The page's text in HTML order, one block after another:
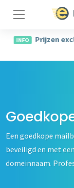
Navigatie
INFO Prijzen
Een goedkope
beveiligd en met
domeinnaam.